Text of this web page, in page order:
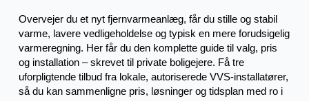
Overvejer du et nyt fjernvarmeanlæg, får du stille og stabil
varme, lavere vedligeholdelse og typisk en mere forudsigelig
varmeregning. Her får du den komplette guide til valg, pris
og installation – skrevet til private boligejere. Få tre
uforpligtende tilbud fra lokale, autoriserede VVS-installatører,
så du kan sammenligne pris, løsninger og tidsplan med ro i